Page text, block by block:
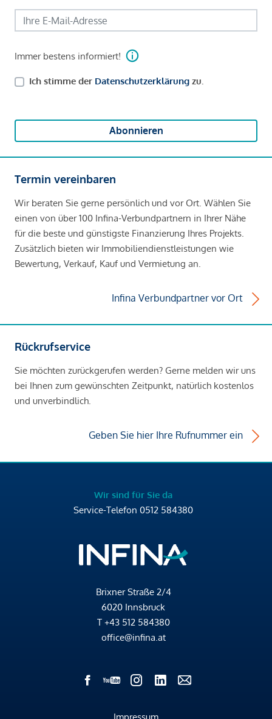
Immer bestens informiert!
Ich stimme der Datenschutzerklärung zu.
Abonnieren
Termin vereinbaren
Wir beraten Sie gerne persönlich und vor Ort. Wählen Sie
einen von über 100 Infina-Verbundpartnern in Ihrer Nähe
für die beste und günstigste Finanzierung Ihres Projekts.
Zusätzlich bieten wir Immobiliendienstleistungen wie
Bewertung, Verkauf, Kauf und Vermietung an.
Infina Verbundpartner vor Ort
Rückrufservice
Sie möchten zurückgerufen werden? Gerne melden wir uns
bei Ihnen zum gewünschten Zeitpunkt, natürlich kostenlos
und unverbindlich.
Geben Sie hier Ihre Rufnummer ein
Wir sind für Sie da
Service-Telefon 0512 584380
Brixner Straße 2/4
6020 Innsbruck
T +43 512 584380
office@infina.at